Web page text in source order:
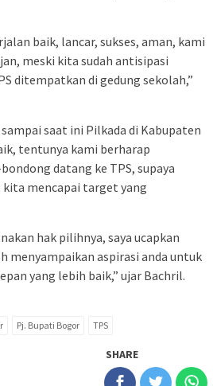
baik, lancar, sukses, aman, kami
meski kita sudah antisipasi
ditempatkan di gedung sekolah,”
saat ini Pilkada di Kabupaten
tentunya kami berharap
datang ke TPS, supaya
mencapai target yang
hak pilihnya, saya ucapkan
menyampaikan aspirasi anda untuk
yang lebih baik,” ujar Bachril.
Pj. Bupati Bogor TPS
SHARE